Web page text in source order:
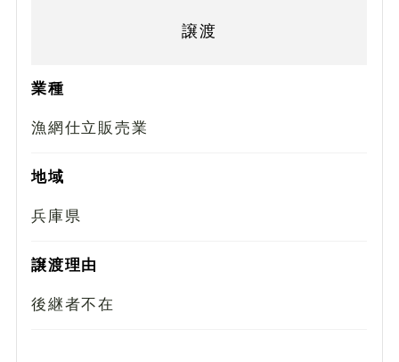
譲渡
業種
漁網仕立販売業
地域
兵庫県
譲渡理由
後継者不在